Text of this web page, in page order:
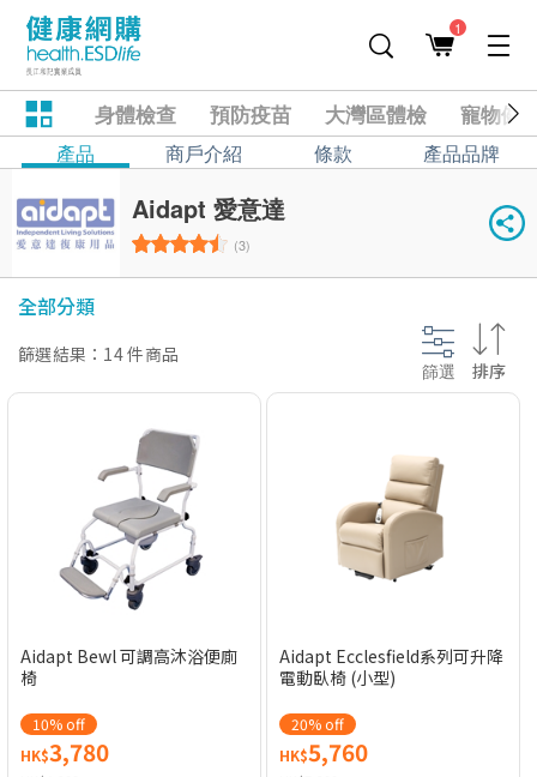
1
身體檢查 預防疫苗 大灣區體檢 寵物健
產品 商戶介紹 條款 產品品牌
Aidapt 愛意達
(3)
全部分類
篩選結果：14 件商品
篩選 排序
Aidapt Bewl 可調高沐浴便廁
椅
10% off
HK$3,780
Aidapt Ecclesfield系列可升降
電動臥椅 (小型)
20% off
HK$5,760